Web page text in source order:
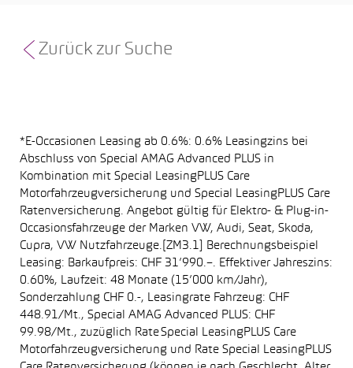
Zurück zur Suche
*E-Occasionen Leasing ab 0.6%: 0.6% Leasingzins bei
Abschluss von Special AMAG Advanced PLUS in
Kombination mit Special LeasingPLUS Care
Motorfahrzeugversicherung und Special LeasingPLUS Care
Ratenversicherung. Angebot gültig für Elektro- & Plug-in-
Occasionsfahrzeuge der Marken VW, Audi, Seat, Skoda,
Cupra, VW Nutzfahrzeuge.[ZM3.1] Berechnungsbeispiel
Leasing: Barkaufpreis: CHF 31’990.–. Effektiver Jahreszins:
0.60%, Laufzeit: 48 Monate (15’000 km/Jahr),
Sonderzahlung CHF 0.-, Leasingrate Fahrzeug: CHF
448.91/Mt., Special AMAG Advanced PLUS: CHF
99.98/Mt., zuzüglich Rate Special LeasingPLUS Care
Motorfahrzeugversicherung und Rate Special LeasingPLUS